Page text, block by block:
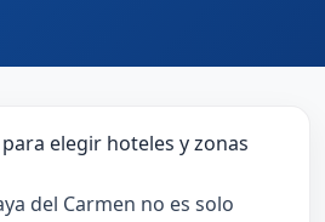
del Carmen no es solo